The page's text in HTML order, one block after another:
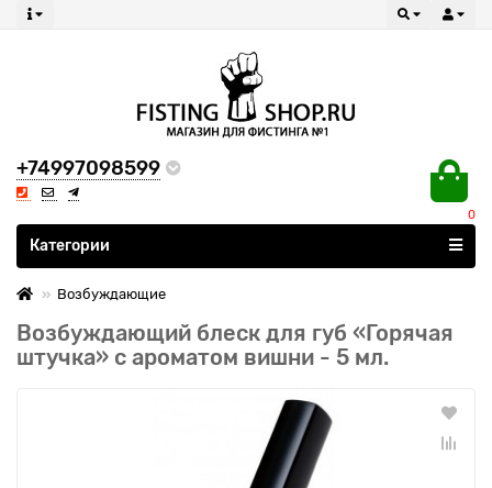
+74997098599
0
Все категории
Категории
Возбуждающие
Возбуждающий блеск для губ «Горячая
штучка» с ароматом вишни - 5 мл.